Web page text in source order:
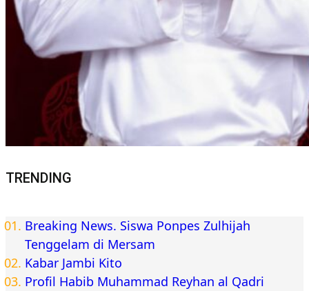
TRENDING
Breaking News. Siswa Ponpes Zulhijah
Tenggelam di Mersam
Kabar Jambi Kito
Profil Habib Muhammad Reyhan al Qadri